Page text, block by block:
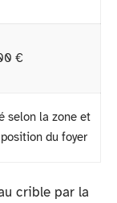
€
selon la zone et
du foyer
crible par la